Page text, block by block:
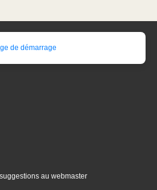
de démarrage
au webmaster